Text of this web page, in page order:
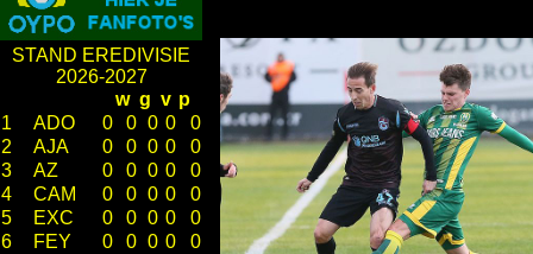
STAND EREDIVISIE
2026-2027
w g v p
1
ADO 0 0 0 0
0
2
AJA 0 0 0 0
0
3
AZ 0 0 0 0
0
4
CAM 0 0 0 0
0
5
EXC 0 0 0 0
0
6
FEY 0 0 0 0
0